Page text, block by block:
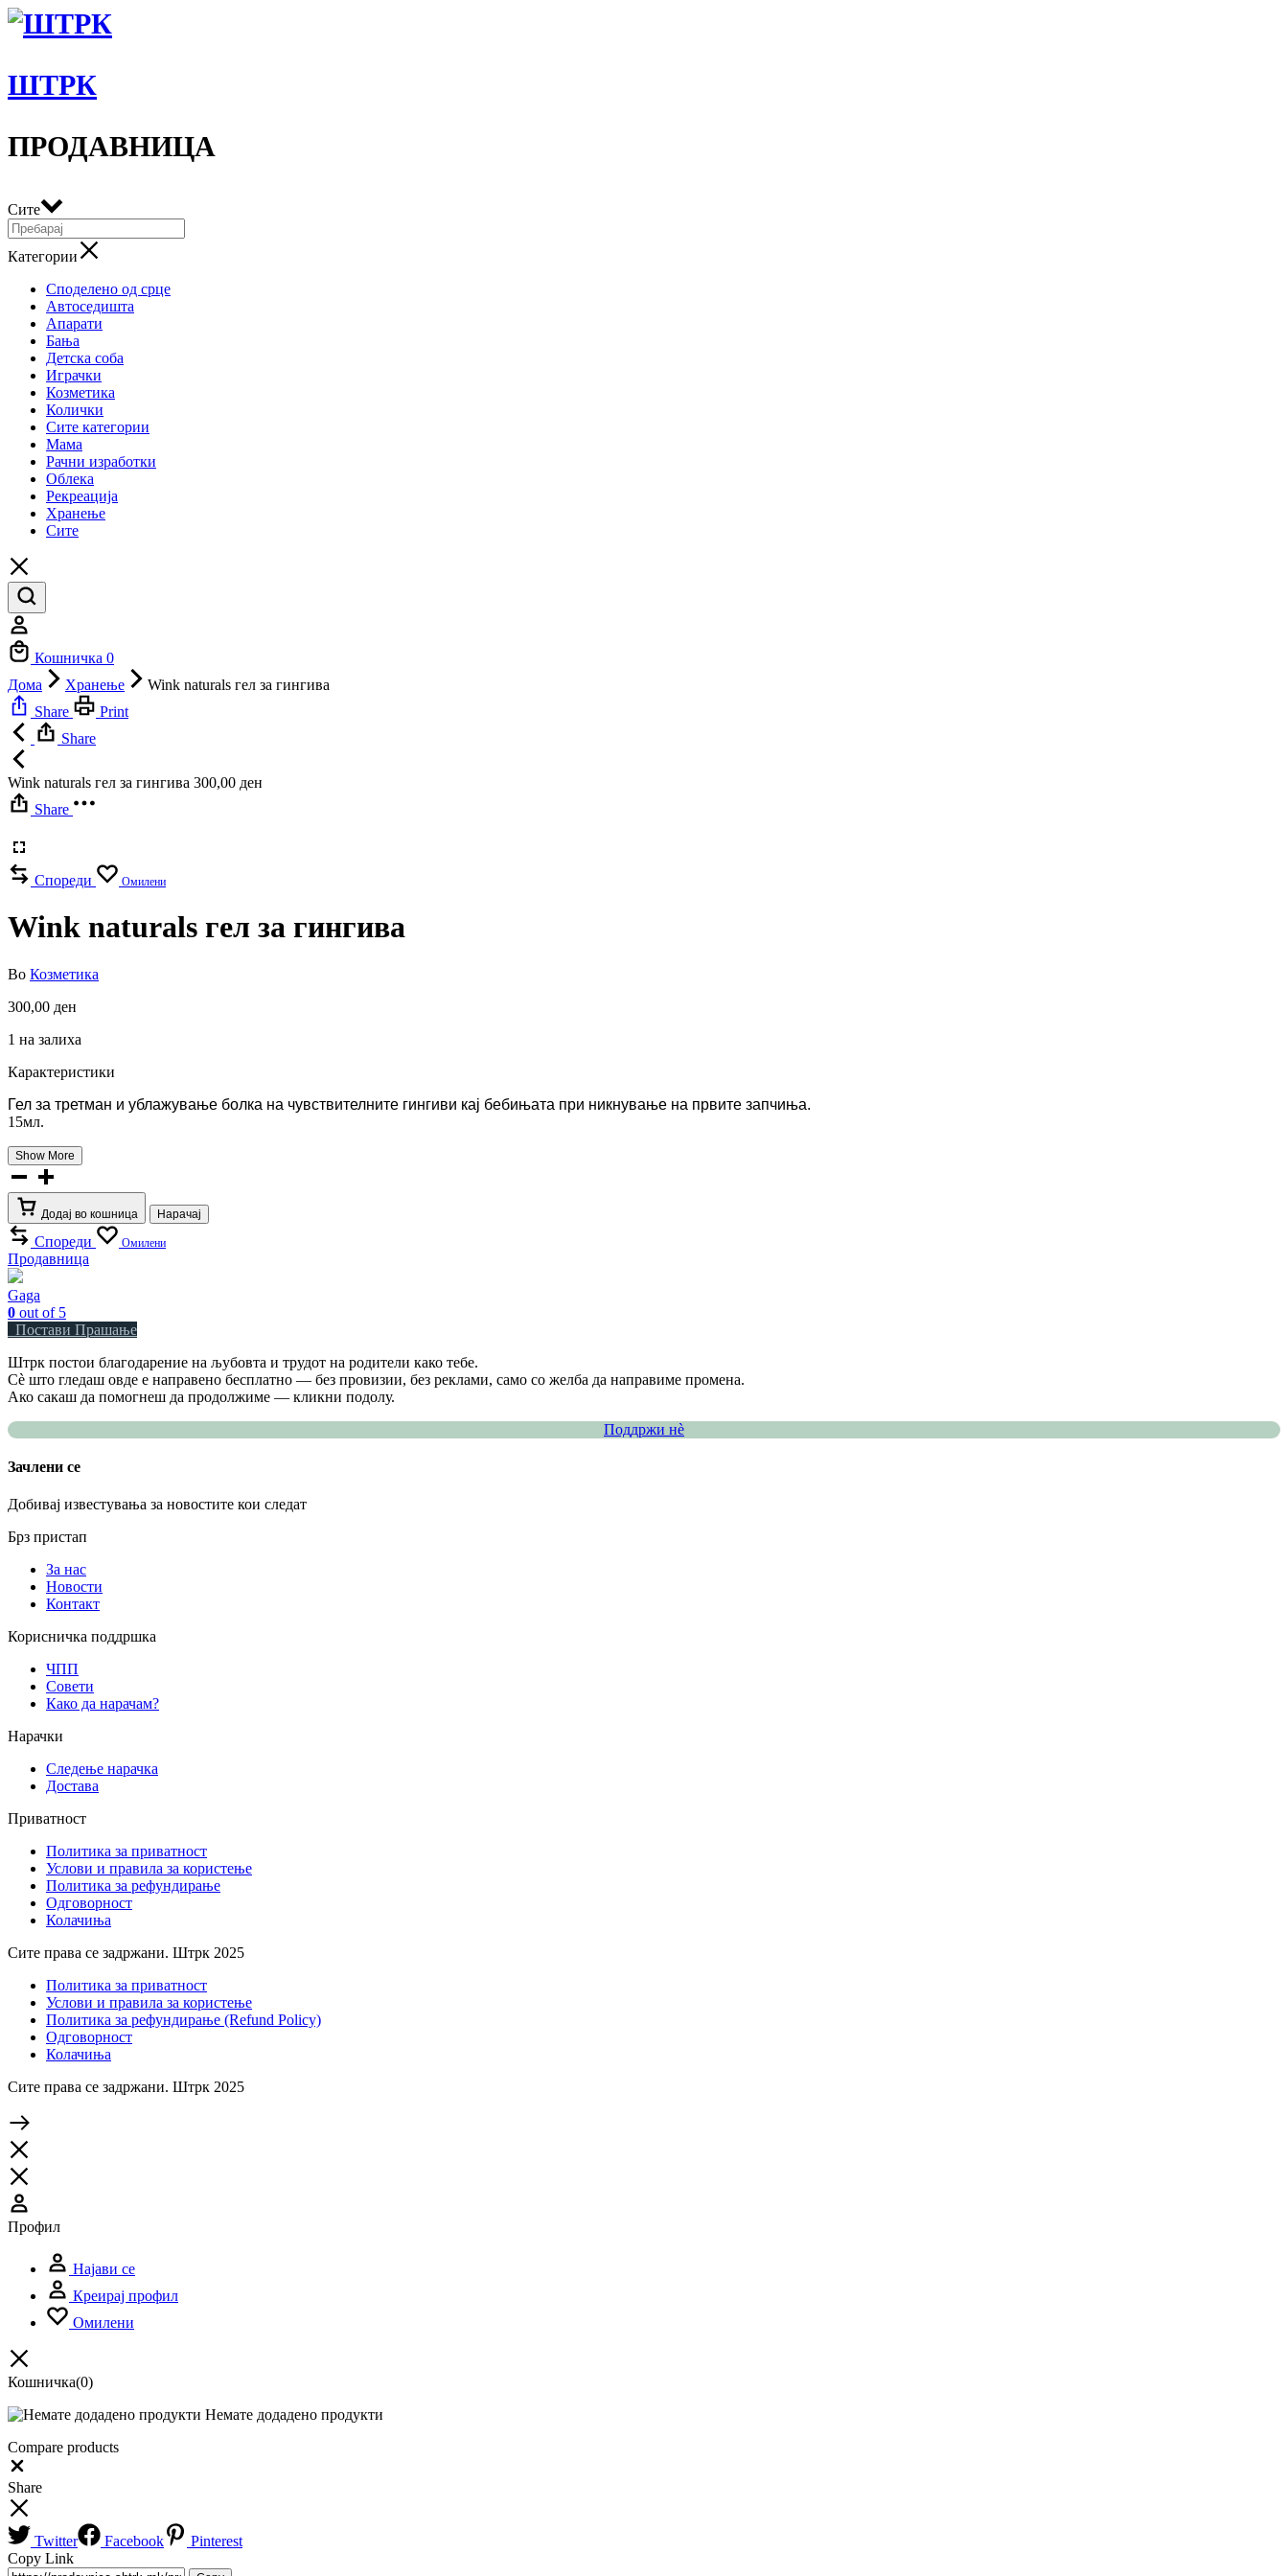
ШТРК
ПРОДАВНИЦА
Сите
Категории
Споделено од срце
Автоседишта
Апарати
Бања
Детска соба
Играчки
Козметика
Колички
Сите категории
Мама
Рачни изработки
Облека
Рекреација
Хранење
Сите
Кошничка 0
Дома
Хранење
Wink naturals гел за гингива
Share
Print
Share
Wink naturals гел за гингива 300,00 ден
Share
Спореди Омилени
Wink naturals гел за гингива
Во Козметика
300,00 ден
1 на залиха
Карактеристики
Гел за третман и ублажување болка на чувствителните гингиви кај бебињата при никнување на првите запчиња.
15мл.
Show More
Wink
naturals
гел
за
гингива
количина
Додај во кошница Нарачај
Спореди Омилени
Продавница
Gaga
0 out of 5
Постави Прашање
Штрк постои благодарение на љубовта и трудот на родители како тебе.
Сè што гледаш овде е направено бесплатно — без провизии, без реклами, само со желба да направиме промена.
Ако сакаш да помогнеш да продолжиме — кликни подолу.
Поддржи нѐ
Зачлени се
Добивај известувања за новостите кои следат
Брз пристап
За нас
Новости
Контакт
Корисничка поддршка
ЧПП
Совети
Како да нарачам?
Нарачки
Следење нарачка
Достава
Приватност
Политика за приватност
Услови и правила за користење
Политика за рефундирање
Одговорност
Колачиња
Сите права се задржани. Штрк 2025
Политика за приватност
Услови и правила за користење
Политика за рефундирање (Refund Policy)
Одговорност
Колачиња
Сите права се задржани. Штрк 2025
Профил
Најави се
Креирај профил
Омилени
Кошничка(0)
Немате додадено продукти
Compare products
Share
Twitter Facebook
Pinterest
Copy Link